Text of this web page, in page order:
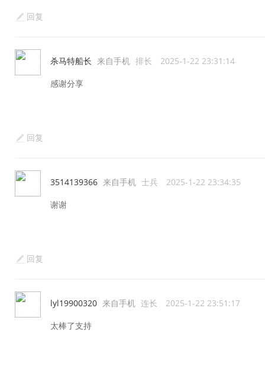
回复
杀马特船长 来自手机 排长 2025-1-22 23:31:14
感谢分享
回复
3514139366 来自手机 士兵 2025-1-22 23:34:35
谢谢
回复
lyl19900320 来自手机 连长 2025-1-22 23:51:17
太棒了支持